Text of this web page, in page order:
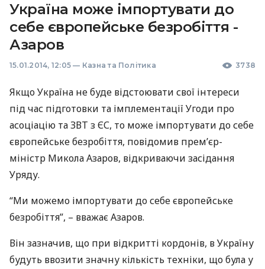
Україна може імпортувати до
себе європейське безробіття -
Азаров
15.01.2014, 12:05 — Казна та Політика 3738
Якщо Україна не буде відстоювати свої інтереси
під час підготовки та імплементації Угоди про
асоціацію таЗВТ з ЄС, то може імпортувати до себе
європейське безробіття, повідомив прем’єр-
міністр Микола Азаров, відкриваючи засідання
Уряду.
“Ми можемо імпортувати до себе європейське
безробіття”, – вважає Азаров.
Він зазначив, що при відкритті кордонів, в Україну
будуть ввозити значну кількість техніки, що була у